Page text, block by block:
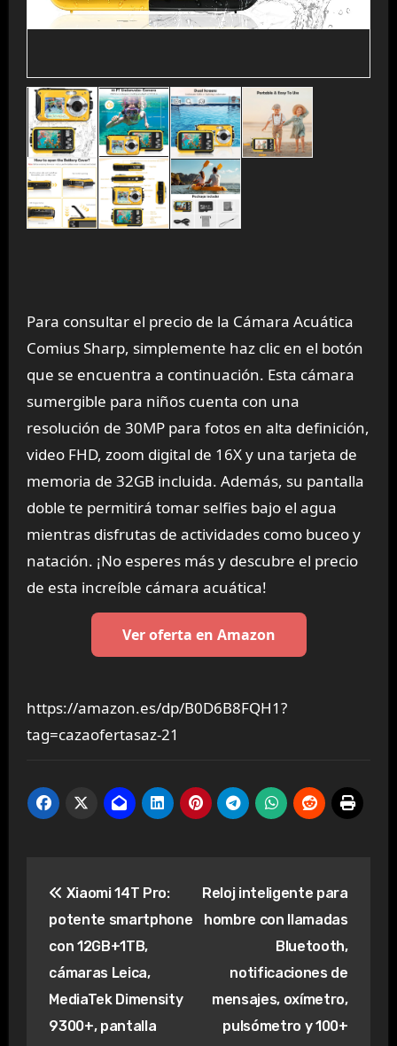
Para consultar el precio de la Cámara Acuática
Comius Sharp, simplemente haz clic en el botón
que se encuentra a continuación. Esta cámara
sumergible para niños cuenta con una
resolución de 30MP para fotos en alta definición,
video FHD, zoom digital de 16X y una tarjeta de
memoria de 32GB incluida. Además, su pantalla
doble te permitirá tomar selfies bajo el agua
mientras disfrutas de actividades como buceo y
natación. ¡No esperes más y descubre el precio
de esta increíble cámara acuática!
Ver oferta en Amazon
https://amazon.es/dp/B0D6B8FQH1?
tag=cazaofertasaz-21
de
entradas
Xiaomi 14T Pro:
potente smartphone
con 12GB+1TB,
cámaras Leica,
MediaTek Dimensity
9300+, pantalla
Reloj inteligente para
hombre con llamadas
Bluetooth,
notificaciones de
mensajes, oxímetro,
pulsómetro y 100+